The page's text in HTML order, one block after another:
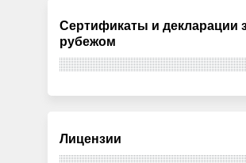
Сертификаты и декларации
рубежом
Лицензии